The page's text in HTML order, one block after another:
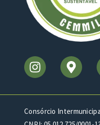
Consórcio